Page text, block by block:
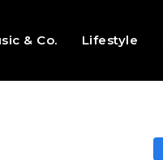
& Co. Lifestyle